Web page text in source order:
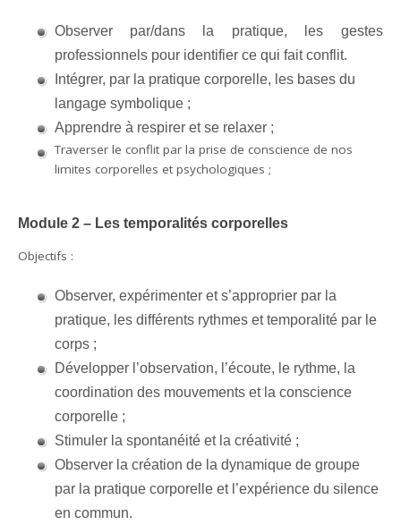
Observer par/dans la pratique, les gestes
professionnels pour identifier ce qui fait conflit.
Intégrer, par la pratique corporelle, les bases du
langage symbolique ;
Apprendre à respirer et se relaxer ;
Traverser le conflit par la prise de conscience de nos
limites corporelles et psychologiques ;
Module 2 – Les temporalités corporelles
Objectifs :
Observer, expérimenter et s’approprier par la
pratique, les différents rythmes et temporalité par le
corps ;
Développer l’observation, l’écoute, le rythme, la
coordination des mouvements et la conscience
corporelle ;
Stimuler la spontanéité et la créativité ;
Observer la création de la dynamique de groupe
par la pratique corporelle et l’expérience du silence
en commun.